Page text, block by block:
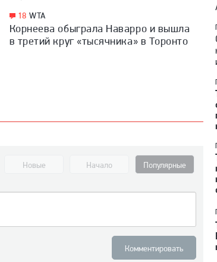
18 WTA
Корнеева обыграла Наварро и вышла
в третий круг «тысячника» в Торонто
Новые Начало Популярные
Комментировать